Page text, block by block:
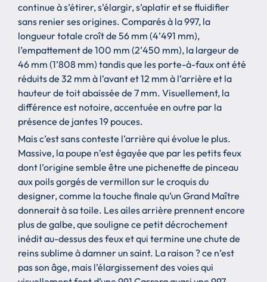
continue à s’étirer, s’élargir, s’aplatir et se fluidifier
sans renier ses origines. Comparés à la 997, la
longueur totale croît de 56 mm (4’491 mm),
l’empattement de 100 mm (2’450 mm), la largeur de
46 mm (1’808 mm) tandis que les porte-à-faux ont été
réduits de 32 mm à l’avant et 12 mm à l’arrière et la
hauteur de toit abaissée de 7 mm. Visuellement, la
différence est notoire, accentuée en outre par la
présence de jantes 19 pouces.
Mais c’est sans conteste l’arrière qui évolue le plus.
Massive, la poupe n’est égayée que par les petits feux
dont l’origine semble être une pichenette de pinceau
aux poils gorgés de vermillon sur le croquis du
designer, comme la touche finale qu’un Grand Maître
donnerait à sa toile. Les ailes arrière prennent encore
plus de galbe, que souligne ce petit décrochement
inédit au-dessus des feux et qui termine une chute de
reins sublime à damner un saint. La raison ? ce n’est
pas son âge, mais l’élargissement des voies qui